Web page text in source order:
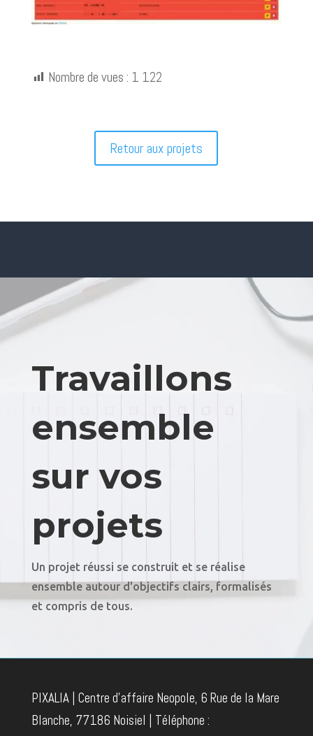
Nombre de vues : 1 122
Retour aux projets
Travaillons
ensemble
sur vos
projets
Un projet réussi se construit et se réalise
ensemble autour d'objectifs clairs, formalisés
et compris de tous.
PIXALIA | Centre d'affaire Neopole, 6 Rue de la Mare
Blanche, 77186 Noisiel | Téléphone :